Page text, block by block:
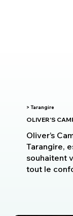
> Tarangire
OLIVER'S
Oliver’s
Tarangire,
souhaitent
tout le